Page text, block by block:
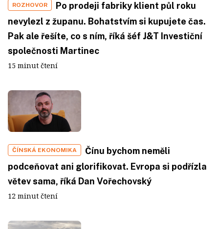
ROZHOVOR
Po prodeji fabriky klient půl roku
nevylezl z županu. Bohatstvím si kupujete čas.
Pak ale řešíte, co s ním, říká šéf J&T Investiční
společnosti Martinec
15 minut čtení
ČÍNSKÁ EKONOMIKA
Čínu bychom neměli
podceňovat ani glorifikovat. Evropa si podřízla
větev sama, říká Dan Vořechovský
12 minut čtení